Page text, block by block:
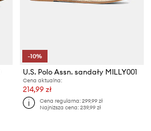
-10%
U.S. Polo Assn. sandały MILLY001
Cena aktualna:
214,99 zł
Cena regularna:299,99 zł
Najniższa cena:239,99 zł